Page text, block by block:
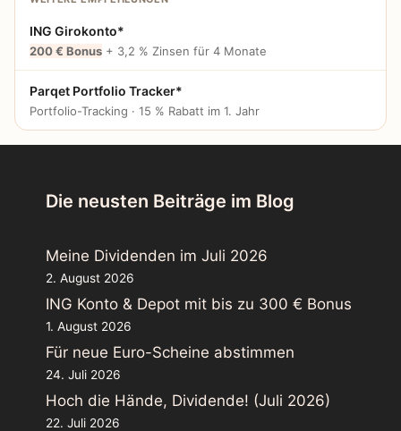
ING Girokonto*
200 € Bonus + 3,2 % Zinsen für 4 Monate
Parqet Portfolio Tracker*
Portfolio-Tracking · 15 % Rabatt im 1. Jahr
Die neusten Beiträge im Blog
Meine Dividenden im Juli 2026
2. August 2026
ING Konto & Depot mit bis zu 300 € Bonus
1. August 2026
Für neue Euro-Scheine abstimmen
24. Juli 2026
Hoch die Hände, Dividende! (Juli 2026)
22. Juli 2026